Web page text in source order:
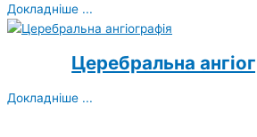
Докладніше ...
Церебральна
Докладніше ...